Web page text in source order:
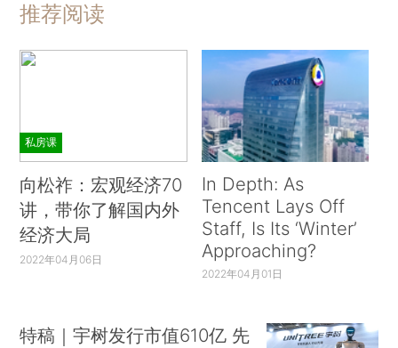
推荐阅读
私房课
向松祚：宏观经济70
讲，带你了解国内外
经济大局
2022年04月06日
In Depth: As
Tencent Lays Off
Staff, Is Its ‘Winter’
Approaching?
2022年04月01日
特稿｜宇树发行市值610亿 先